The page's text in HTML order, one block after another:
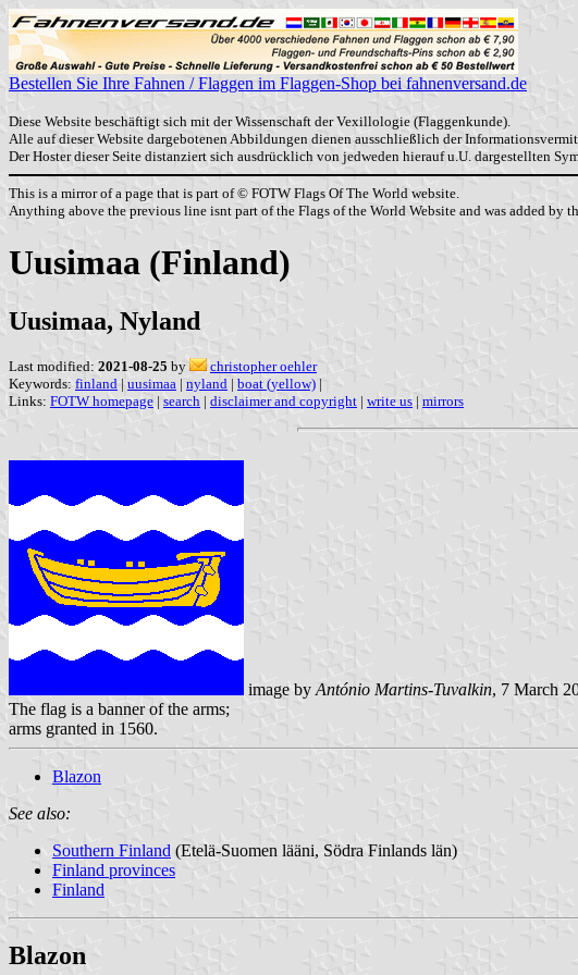
Bestellen Sie Ihre Fahnen / Flaggen im Flaggen-Shop bei fahnenversand.de
Diese Website beschäftigt sich mit der Wissenschaft der Vexillologie (Flaggenkunde).
Alle auf dieser Website dargebotenen Abbildungen dienen ausschließlich der
Der Hoster dieser Seite distanziert sich ausdrücklich von jedweden hierauf u.U. dargestellten
This is a mirror of a page that is part of © FOTW Flags Of The World website.
Anything above the previous line isnt part of the Flags of the World Website and was added by
Uusimaa (Finland)
Uusimaa, Nyland
Last modified: 2021-08-25 by
christopher oehler
Keywords: finland | uusimaa | nyland | boat (yellow) |
Links: FOTW homepage | search | disclaimer and copyright | write us | mirrors
image by António Martins-Tuvalkin, 7 March
The flag is a banner of the arms;
arms granted in 1560.
Blazon
See also:
Southern Finland (Etelä-Suomen lääni, Södra Finlands län)
Finland provinces
Finland
Blazon